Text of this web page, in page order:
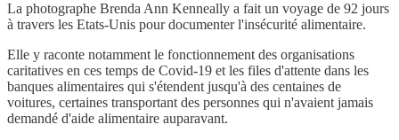
La photographe Brenda Ann Kenneally a fait un voyage de 92 jours
à travers les Etats-Unis pour documenter l'insécurité alimentaire.
Elle y raconte notamment le fonctionnement des organisations
caritatives en ces temps de Covid-19 et les files d'attente dans les
banques alimentaires qui s'étendent jusqu'à des centaines de
voitures, certaines transportant des personnes qui n'avaient jamais
demandé d'aide alimentaire auparavant.